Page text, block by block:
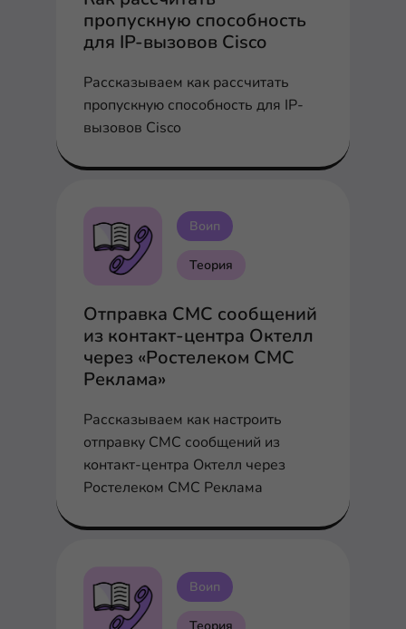
пропускную способность
для IP-вызовов Cisco
Рассказываем как рассчитать
пропускную способность для IP-
вызовов Cisco
Воип
Теория
Отправка СМС сообщений
из контакт-центра Октелл
через «Ростелеком СМС
Реклама»
Рассказываем как настроить
отправку СМС сообщений из
контакт-центра Октелл через
Ростелеком СМС Реклама
Воип
Теория